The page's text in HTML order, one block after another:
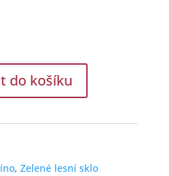
do košíku
, Zelené lesní sklo